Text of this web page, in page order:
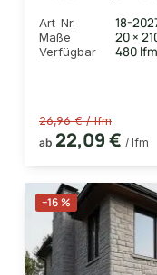
Art-Nr. 18-
Maße 20 ×
Verfügbar 480 lfm
26,96 € / lfm
ab 22,09 € / lfm
−16 %